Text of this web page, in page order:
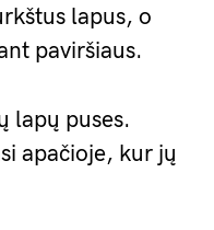
lapus, o
paviršiaus.
lapų puses.
apačioje, kur jų